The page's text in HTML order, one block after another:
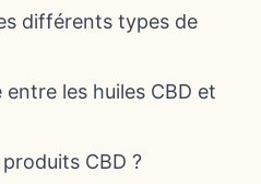
différents types de
les huiles CBD et
CBD ?